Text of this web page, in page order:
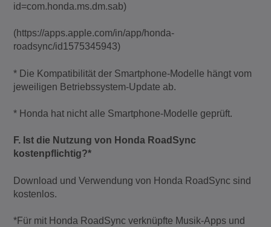
id=com.honda.ms.dm.sab)
(https://apps.apple.com/in/app/honda-
roadsync/id1575345943)
* Die Kompatibilität der Smartphone-Modelle hängt vom
jeweiligen Betriebssystem-Update ab.
* Honda hat nicht alle Smartphone-Modelle geprüft.
F. Ist die Nutzung von Honda RoadSync
kostenpflichtig?*
Download und Verwendung von Honda RoadSync sind
kostenlos.
*Für mit Honda RoadSync verknüpfte Musik-Apps und